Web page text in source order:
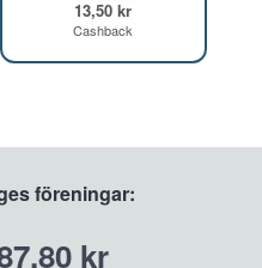
13,50 kr
Cashback
föreningar:
kr